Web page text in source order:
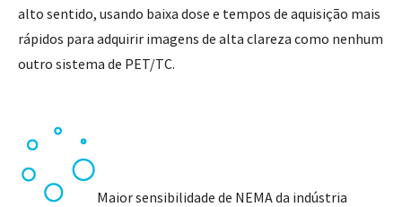
alto sentido, usando baixa dose e tempos de aquisição mais
rápidos para adquirir imagens de alta clareza como nenhum
outro sistema de PET/TC.
Maior sensibilidade de NEMA da indústria